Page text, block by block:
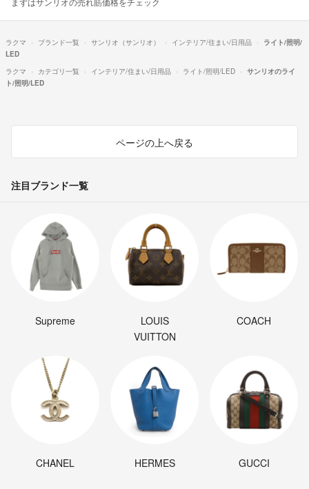
ラクマ ブランド一覧 サンリオ（サンリオ） インテリア/住まい/日用品
ライト/照明/
LED
ラクマ
カテゴリ一覧 インテリア/住まい/日用品 ライト/照明/LED
サンリオのライ
ト/照明/LED
ページの上へ戻る
注目ブランド一覧
Supreme
LOUIS
VUITTON
COACH
CHANEL HERMES GUCCI